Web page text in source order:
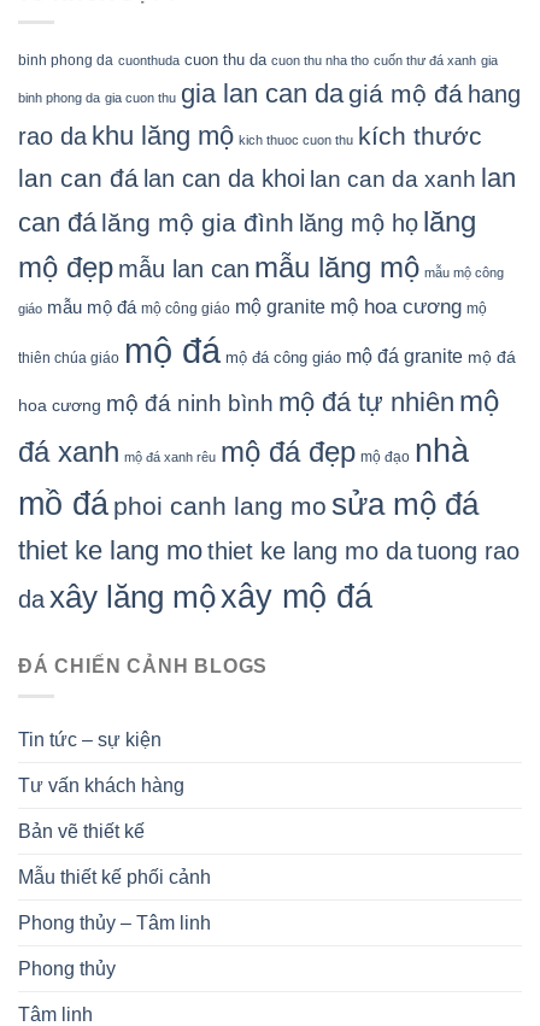
binh phong da cuonthuda cuon thu da cuon thu nha tho cuốn thư đá xanh gia
binh phong da gia cuon thu gia lan can dagiá mộ đá hang
rao da khu lăng mộ kich thuoc cuon thu kích thước
lan can đá lan can da khoi lan can da xanh lan
can đá lăng mộ gia đình lăng mộ họ lăng
mộ đẹp mẫu lan can mẫu lăng mộ mẫu mộ công
giáo mẫu mộ đá mộ công giáo mộ granite mộ hoa cương mộ
thiên chúa giáo mộ đá mộ đá công giáo mộ đá granite mộ đá
hoa cương mộ đá ninh bình mộ đá tự nhiên mộ
đá xanh mộ đá xanh rêu mộ đá đẹp mộ đạo nhà
mồ đá phoi canh lang mo sửa mộ đá
thiet ke lang mothiet ke lang mo datuong rao
daxây lăng mộxây mộ đá
ĐÁ CHIẾN CẢNH BLOGS
Tin tức – sự kiện
Tư vấn khách hàng
Bản vẽ thiết kế
Mẫu thiết kế phối cảnh
Phong thủy – Tâm linh
Phong thủy
Tâm linh